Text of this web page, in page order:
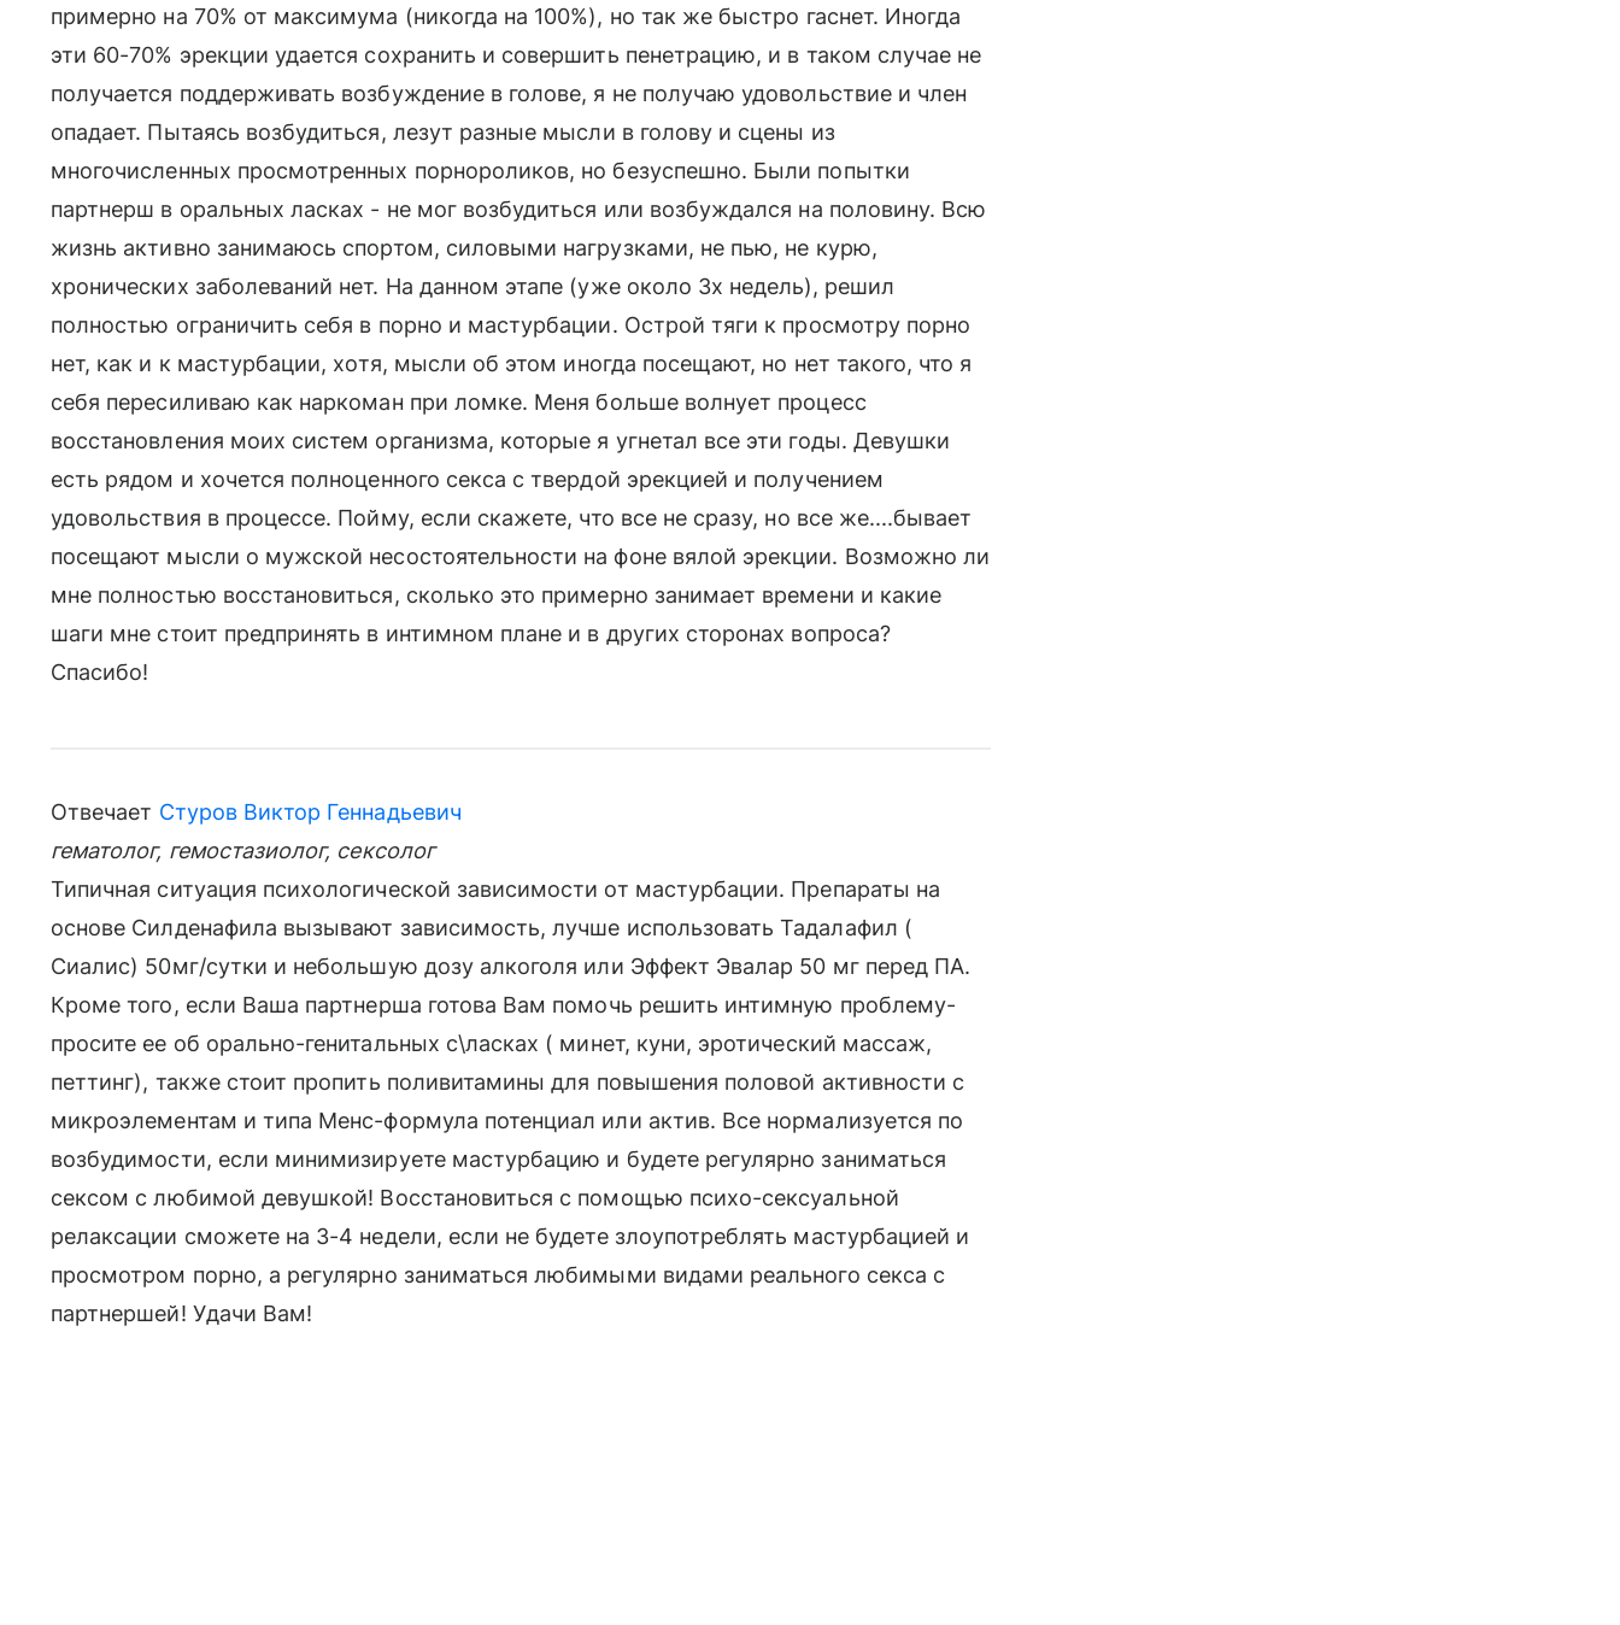
примерно на 70% от максимума (никогда на 100%), но так же быстро гаснет. Иногда
эти 60-70% эрекции удается сохранить и совершить пенетрацию, и в таком случае не
получается поддерживать возбуждение в голове, я не получаю удовольствие и член
опадает. Пытаясь возбудиться, лезут разные мысли в голову и сцены из
многочисленных просмотренных порнороликов, но безуспешно. Были попытки
партнерш в оральных ласках - не мог возбудиться или возбуждался на половину. Всю
жизнь активно занимаюсь спортом, силовыми нагрузками, не пью, не курю,
хронических заболеваний нет. На данном этапе (уже около 3х недель), решил
полностью ограничить себя в порно и мастурбации. Острой тяги к просмотру порно
нет, как и к мастурбации, хотя, мысли об этом иногда посещают, но нет такого, что я
себя пересиливаю как наркоман при ломке. Меня больше волнует процесс
восстановления моих систем организма, которые я угнетал все эти годы. Девушки
есть рядом и хочется полноценного секса с твердой эрекцией и получением
удовольствия в процессе. Пойму, если скажете, что все не сразу, но все же....бывает
посещают мысли о мужской несостоятельности на фоне вялой эрекции. Возможно ли
мне полностью восстановиться, сколько это примерно занимает времени и какие
шаги мне стоит предпринять в интимном плане и в других сторонах вопроса?
Спасибо!
Отвечает Стуров Виктор Геннадьевич
гематолог, гемостазиолог, сексолог
Типичная ситуация психологической зависимости от мастурбации. Препараты на
основе Силденафила вызывают зависимость, лучше использовать Тадалафил (
Сиалис) 50мг/сутки и небольшую дозу алкоголя или Эффект Эвалар 50 мг перед ПА.
Кроме того, если Ваша партнерша готова Вам помочь решить интимную проблему-
просите ее об орально-генитальных с\ласках ( минет, куни, эротический массаж,
петтинг), также стоит пропить поливитамины для повышения половой активности с
микроэлементам и типа Менс-формула потенциал или актив. Все нормализуется по
возбудимости, если минимизируете мастурбацию и будете регулярно заниматься
сексом с любимой девушкой! Восстановиться с помощью психо-сексуальной
релаксации сможете на 3-4 недели, если не будете злоупотреблять мастурбацией и
просмотром порно, а регулярно заниматься любимыми видами реального секса с
партнершей! Удачи Вам!